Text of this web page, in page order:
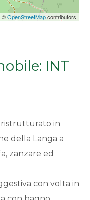
©OpenStreetMapcontributors
INT
in
della Langa a
zanzare ed
con volta in